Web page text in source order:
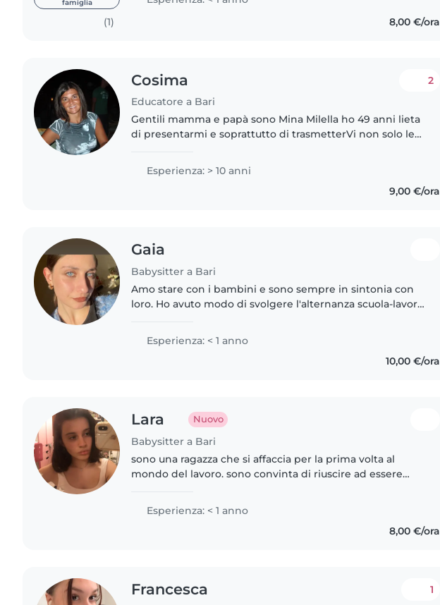
famiglia
(1)
8,00 €/ora
Cosima
Educatore a Bari
2
Gentili mamma e papà sono Mina Milella ho 49 anni lieta
di presentarmi e soprattutto di trasmetterVi non solo le
dell'infanzia. Negli ultimi..
Esperienza: > 10 anni
9,00 €/ora
Gaia
Babysitter a Bari
Amo stare con i bambini e sono sempre in sintonia con
loro. Ho avuto modo di svolgere l'alternanza scuola-lavoro
la conferma..
Esperienza: < 1 anno
10,00 €/ora
Lara Nuovo
Babysitter a Bari
sono una ragazza che si affaccia per la prima volta al
mondo del lavoro. sono convinta di riuscire ad essere
con i più piccoli..
Esperienza: < 1 anno
8,00 €/ora
Francesca 1